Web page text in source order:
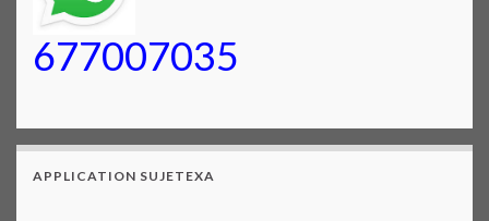
677007035
APPLICATION SUJETEXA